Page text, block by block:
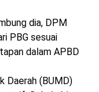
dia, DPM
PBG sesuai
dalam APBD
Daerah (BUMD)